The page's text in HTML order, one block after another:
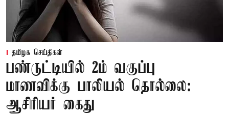
தமிழக செய்திகள்
பண்ருட்டியில் 2ம் வகுப்பு
மாணவிக்கு பாலியல் தொல்லை:
ஆசிரியர் கைது